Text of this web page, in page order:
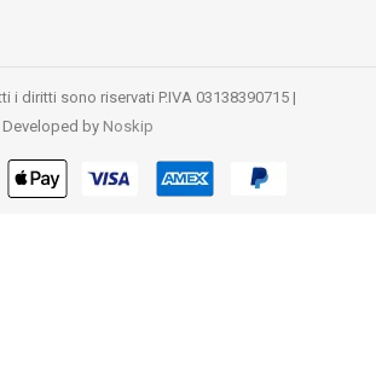
i diritti sono riservati P.IVA 03138390715 |
Developed by Noskip